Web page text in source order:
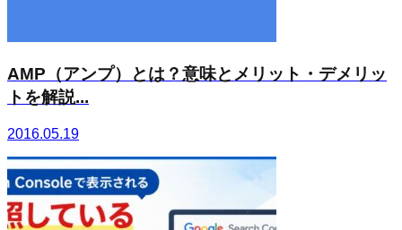
AMP（アンプ）とは？意味とメリット・デメリッ
トを解説...
2016.05.19